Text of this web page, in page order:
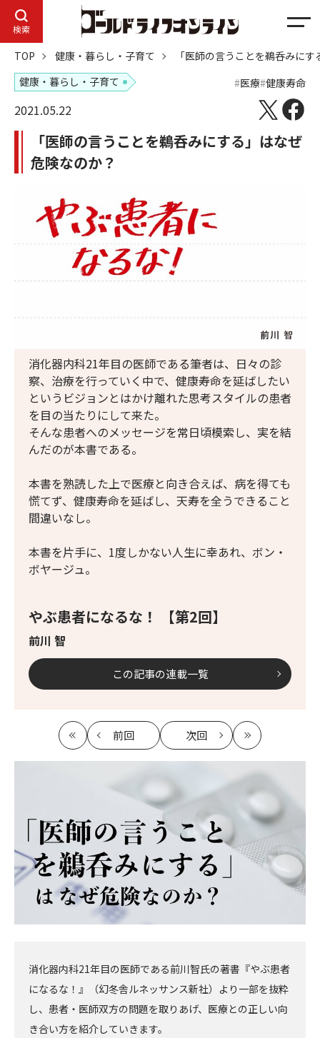
検索
メ
ニ
ュ
ー
TOP 健康・暮らし・子育て
「医師の言うことを鵜呑みに
健康・暮らし・子育て
医療 健康寿命
2021.05.22
「医師の言うことを鵜呑みにする」はなぜ
危険なのか？
やぶ患者になるな！ 【第2回】
前川 智
消化器内科21年目の医師である筆者は、日々の診
察、治療を行っていく中で、健康寿命を延ばしたい
というビジョンとはかけ離れた思考スタイルの患者
を目の当たりにして来た。
そんな患者へのメッセージを常日頃模索し、実を結
んだのが本書である。
本書を熟読した上で医療と向き合えば、病を得ても
慌てず、健康寿命を延ばし、天寿を全うできること
間違いなし。
本書を片手に、1度しかない人生に幸あれ、ボン・
ボヤージュ。
この記事の連載一覧
最
初
前回
記
次回
記
へ
最
新
消化器内科21年目の医師である前川智氏の著書『やぶ患者
になるな！』（幻冬舎ルネッサンス新社）より一部を抜粋
し、患者・医師双方の問題を取りあげ、医療との正しい向
き合い方を紹介していきます。